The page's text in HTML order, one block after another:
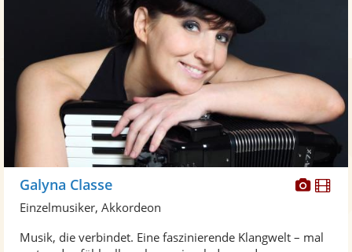
Fotos
Galyna Classe
Einzelmusiker, Akkordeon
Musik, die verbindet. Eine faszinierende Klangwelt – mal